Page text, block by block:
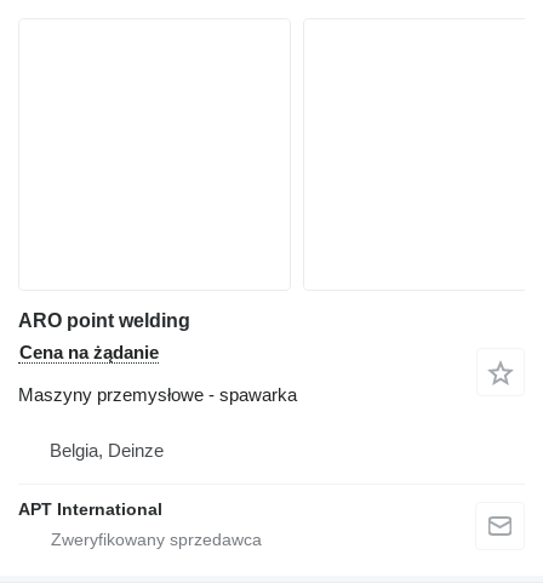
ARO point welding
Cena na żądanie
Maszyny przemysłowe - spawarka
Belgia, Deinze
APT International